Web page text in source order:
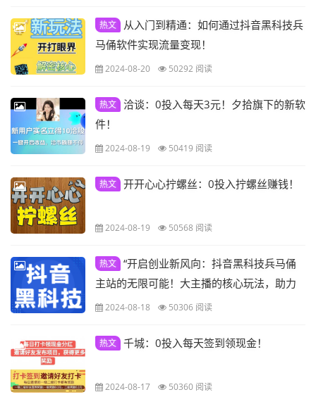
热文
从入门到精通：如何通过抖音黑科技兵
马俑软件实现流量变现！
2024-08-20 50292 阅读
热文
洽谈：0投入每天3元！夕拾旗下的新软
件！
2024-08-19 50419 阅读
热文 开开心心拧螺丝：0投入拧螺丝赚钱！
2024-08-19 50568 阅读
热文 “开启创业新风向：抖音黑科技兵马俑
主站的无限可能！大主播的核心玩法，助力
你的创业之路！”
2024-08-18 50306 阅读
热文 千城：0投入每天签到领现金！
2024-08-17 50360 阅读